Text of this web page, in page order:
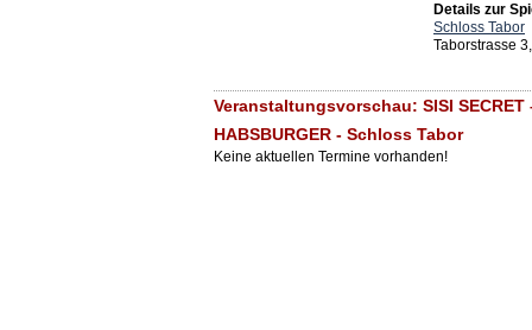
Details zur
Schloss Tabor
Taborstrasse
Veranstaltungsvorschau: SISI SECRET
HABSBURGER - Schloss Tabor
Keine aktuellen Termine vorhanden!